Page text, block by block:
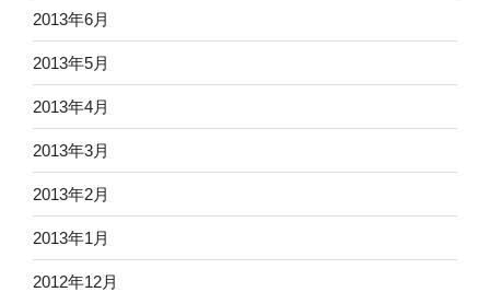
2013年6月
2013年5月
2013年4月
2013年3月
2013年2月
2013年1月
2012年12月